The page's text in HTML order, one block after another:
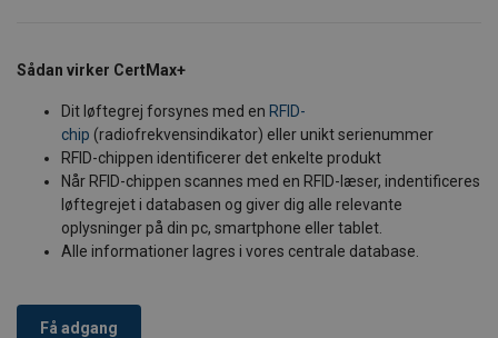
Sådan virker CertMax+
Dit løftegrej forsynes med en RFID-
chip (radiofrekvensindikator) eller unikt serienummer
RFID-chippen identificerer det enkelte produkt
Når RFID-chippen scannes med en RFID-læser, indentificeres
løftegrejet i databasen og giver dig alle relevante
oplysninger på din pc, smartphone eller tablet.
Alle informationer lagres i vores centrale database.
Få adgang